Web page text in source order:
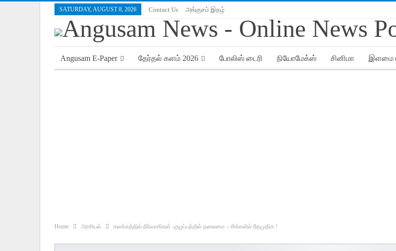
SATURDAY, AUGUST 8, 2026 Contact Us அங்குசம் இதழ்
Angusam E-Paper தேர்தல் களம் 2026 போலிஸ் டைரி நியோமேக்ஸ் சினிமா இளமை
Home அரசியல் கலக்கத்தில் நிர்வாகிகள் -குழப்பத்தில் தலைமை – சிக்கலில் தேமுதிக !